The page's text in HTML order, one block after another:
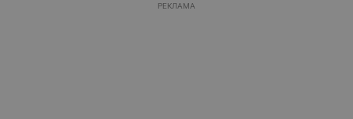
РЕКЛАМА